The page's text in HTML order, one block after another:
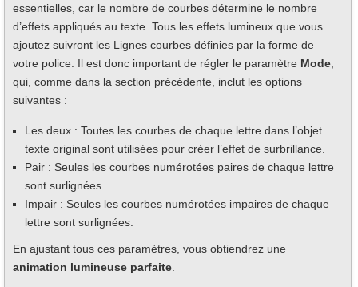
essentielles, car le nombre de courbes détermine le nombre
d’effets appliqués au texte. Tous les effets lumineux que vous
ajoutez suivront les Lignes courbes définies par la forme de
votre police. Il est donc important de régler le paramètre Mode
qui, comme dans la section précédente, inclut les options
suivantes :
Les deux : Toutes les courbes de chaque lettre dans l’objet
texte original sont utilisées pour créer l’effet de surbrillance.
Pair : Seules les courbes numérotées paires de chaque lettre
sont surlignées.
Impair : Seules les courbes numérotées impaires de chaque
lettre sont surlignées.
En ajustant tous ces paramètres, vous obtiendrez une
animation lumineuse parfaite